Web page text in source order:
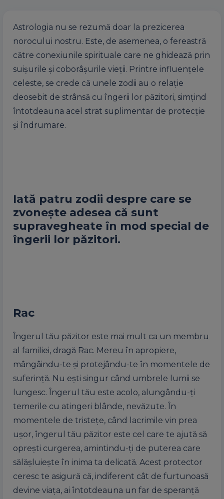
Astrologia nu se rezumă doar la prezicerea
norocului nostru. Este, de asemenea, o fereastră
către conexiunile spirituale care ne ghidează prin
suișurile și coborâșurile vieții. Printre influențele
celeste, se crede că unele zodii au o relație
deosebit de strânsă cu îngerii lor păzitori, simțind
întotdeauna acel strat suplimentar de protecție
și îndrumare.
Iată patru zodii despre care se
zvonește adesea că sunt
supravegheate în mod special de
îngerii lor păzitori.
Rac
Îngerul tău păzitor este mai mult ca un membru
al familiei, dragă Rac. Mereu în apropiere,
mângâindu-te și protejându-te în momentele de
suferință. Nu ești singur când umbrele lumii se
lungesc. Îngerul tău este acolo, alungându-ți
temerile cu atingeri blânde, nevăzute. În
momentele de tristețe, când lacrimile vin prea
ușor, îngerul tău păzitor este cel care te ajută să
oprești curgerea, amintindu-ți de puterea care
sălășluiește în inima ta delicată. Acest protector
ceresc te asigură că, indiferent cât de furtunoasă
devine viața, ai întotdeauna un far de speranță